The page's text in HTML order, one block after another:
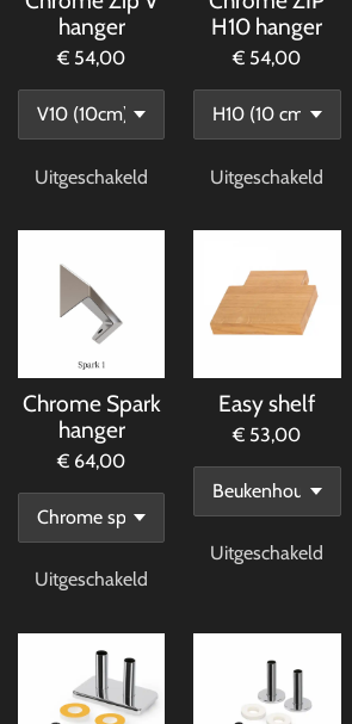
hanger
€ 54,00
Uitgeschakeld
H10 hanger
€ 54,00
Uitgeschakeld
Chrome Spark
hanger
€ 64,00
Uitgeschakeld
Easy shelf
€ 53,00
Uitgeschakeld